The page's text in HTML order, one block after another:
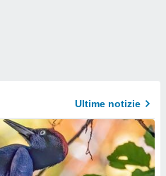
Ultime notizie